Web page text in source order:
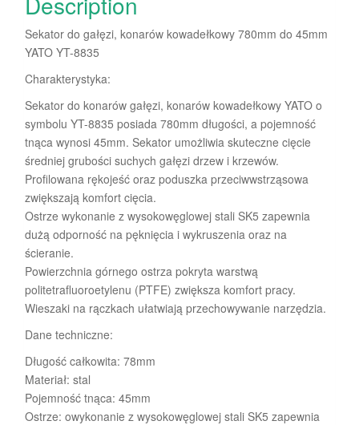
Sekator do gałęzi, konarów kowadełkowy 780mm do 45mm
YATO YT-8835
Charakterystyka:
Sekator do konarów gałęzi, konarów kowadełkowy YATO o
symbolu YT-8835 posiada 780mm długości, a pojemność
tnąca wynosi 45mm. Sekator umożliwia skuteczne cięcie
średniej grubości suchych gałęzi drzew i krzewów.
Profilowana rękojeść oraz poduszka przeciwwstrząsowa
zwiększają komfort cięcia.
Ostrze wykonanie z wysokowęglowej stali SK5 zapewnia
dużą odporność na pęknięcia i wykruszenia oraz na
ścieranie.
Powierzchnia górnego ostrza pokryta warstwą
politetrafluoroetylenu (PTFE) zwiększa komfort pracy.
Wieszaki na rączkach ułatwiają przechowywanie narzędzia.
Dane techniczne:
Długość całkowita: 78mm
Materiał: stal
Pojemność tnąca: 45mm
Ostrze: owykonanie z wysokowęglowej stali SK5 zapewnia